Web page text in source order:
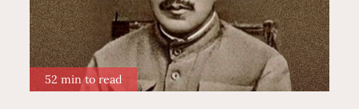
52 min to read